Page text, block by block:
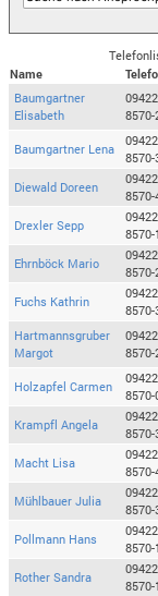
Name
Baumgartner
Elisabeth
09422
8570-
Baumgartner Lena
09422
8570-
Diewald Doreen
09422
8570-
Drexler Sepp
09422
8570-
Ehrnböck Mario
09422
8570-
Fuchs Kathrin
09422
8570-
Hartmannsgruber
Margot
09422
8570-
Holzapfel Carmen
09422
8570-
Krampfl Angela
09422
8570-
Macht Lisa
09422
8570-
Mühlbauer Julia
09422
8570-
Pollmann Hans
09422
8570-
Rother Sandra
09422
8570-